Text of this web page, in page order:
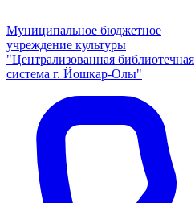
Муниципальное бюджетное
учреждение культуры
"Централизованная библиотечная
система г. Йошкар-Олы"